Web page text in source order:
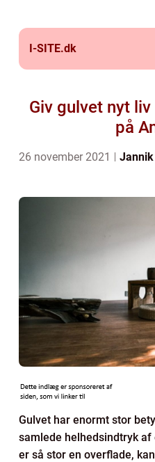
I-SITE.dk
Giv gulvet nyt
på
26 november 2021
Gulvet har enormt stor
samlede helhedsindtryk
er så stor en overflade,